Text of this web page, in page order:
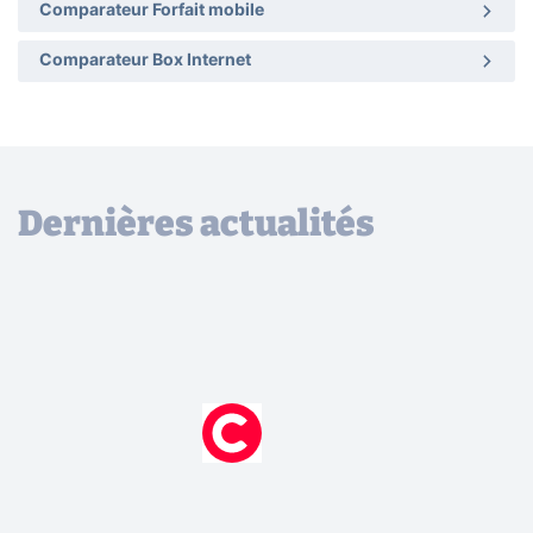
Comparateur Forfait mobile
Comparateur Box Internet
Dernières actualités